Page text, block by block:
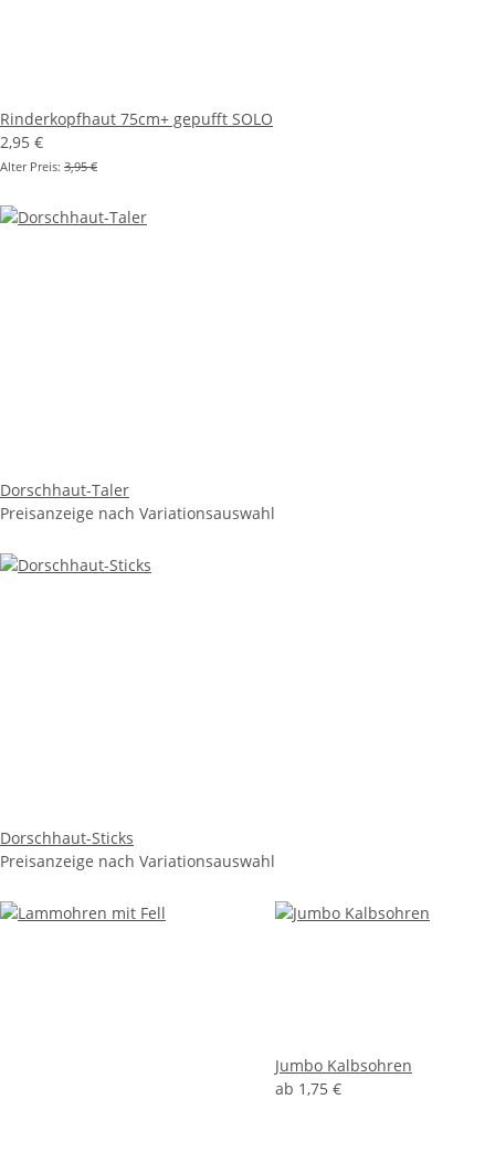
Rinderkopfhaut 75cm+ gepufft SOLO
2,95 €
Alter Preis: 3,95 €
Dorschhaut-Taler
Preisanzeige nach Variationsauswahl
Dorschhaut-Sticks
Preisanzeige nach Variationsauswahl
Jumbo Kalbsohren
ab 1,75 €